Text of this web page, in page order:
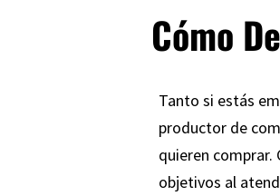
Cómo
Tanto si estás
productor de
quieren comprar.
objetivos al